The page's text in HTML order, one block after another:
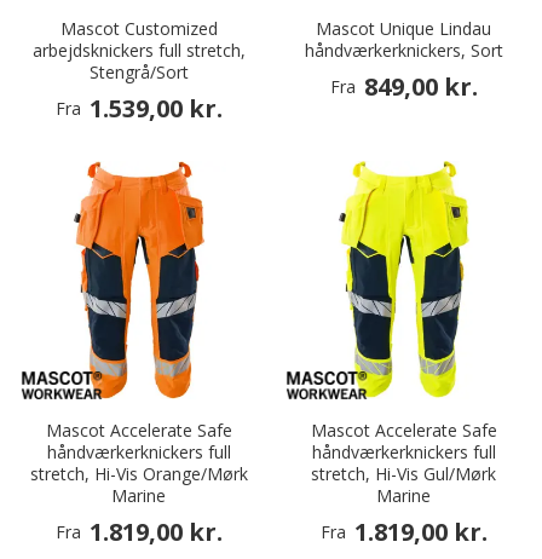
Mascot Customized
arbejdsknickers full stretch,
Stengrå/Sort
Fra 1.539,00 kr.
Mascot Unique Lindau
håndværkerknickers, Sort
Fra 849,00 kr.
Mascot Accelerate Safe
håndværkerknickers full
stretch, Hi-Vis Orange/Mørk
Marine
Fra 1.819,00 kr.
Mascot Accelerate Safe
håndværkerknickers full
stretch, Hi-Vis Gul/Mørk
Marine
Fra 1.819,00 kr.